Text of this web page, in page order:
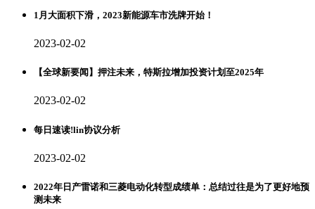
1月大面积下滑，2023新能源车市洗牌开始！
2023-02-02
【全球新要闻】押注未来，特斯拉增加投资计划至2025年
2023-02-02
每日速读!lin协议分析
2023-02-02
2022年日产雷诺和三菱电动化转型成绩单：总结过往是为了更好地预
测未来